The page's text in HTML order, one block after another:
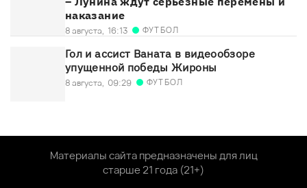
наказание
8 августа, 16:13 ФУТБОЛ
Гол и ассист Ваната в видеообзоре
упущенной победы Жироны
8 августа, 09:29 ФУТБОЛ
Материалы сайта предназначены для лиц
старше 21 года (21+)